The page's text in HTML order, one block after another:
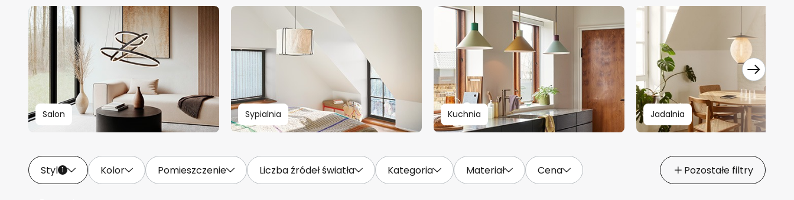
Salon Sypialnia Kuchnia Jadalnia
Styl 1 Kolor Pomieszczenie Liczba źródeł światła Kategoria Materiał Cena Pozostałe filtry